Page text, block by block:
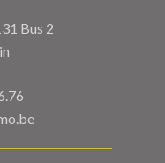
Bus 2